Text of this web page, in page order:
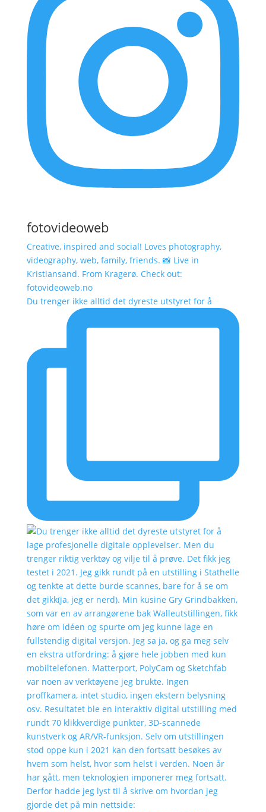
fotovideoweb
Creative, inspired and social! Loves photography,
videography, web, family, friends. 📸 Live in
Kristiansand. From Kragerø. Check out:
fotovideoweb.no
Du trenger ikke alltid det dyreste utstyret for å